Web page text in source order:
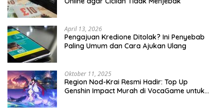
April 13, 2026
Pengajuan Kredione Ditolak? Ini Penyebab
Paling Umum dan Cara Ajukan Ulang
Oktober 11, 2025
Region Nod-Krai Resmi Hadir: Top Up
Genshin Impact Murah di VocaGame untuk